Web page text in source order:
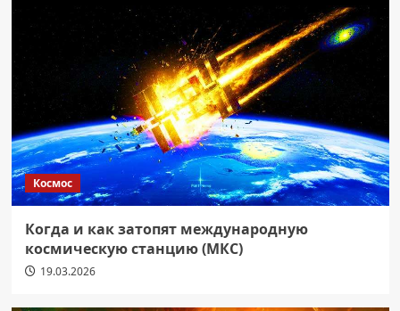
Космос
Когда и как затопят международную
космическую станцию (МКС)
19.03.2026